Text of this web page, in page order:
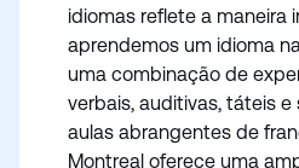
idiomas reflete a maneira
aprendemos um idioma
uma combinação de
verbais, auditivas, táteis e
aulas abrangentes de
Montreal oferece uma